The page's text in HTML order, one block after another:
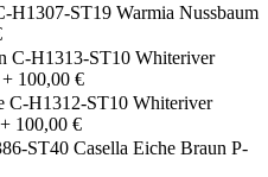
Warmia Nussbaum
Whiteriver
+ 100,00 €
Whiteriver
+ 100,00 €
Casella Eiche Braun P-